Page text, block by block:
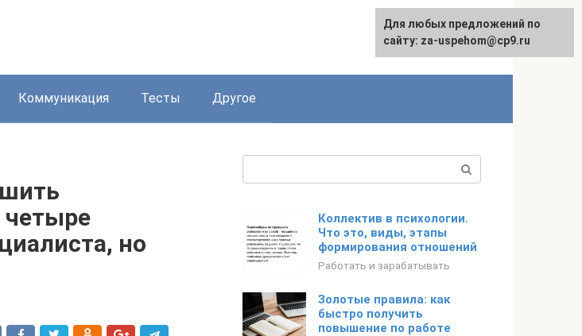
English
Коммуникация Тесты Другое
четыре
но
Коллектив в психологии.
Что это, виды, этапы
формирования отношений
Работать и зарабатывать
Золотые правила: как
быстро получить
повышение по работе
Для любых предложений по
сайту: za-uspehom@cp9.ru